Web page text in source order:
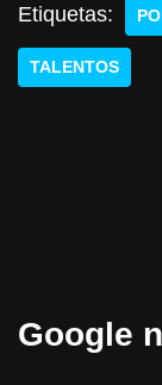
Etiquetas:
TALENTOS
Google